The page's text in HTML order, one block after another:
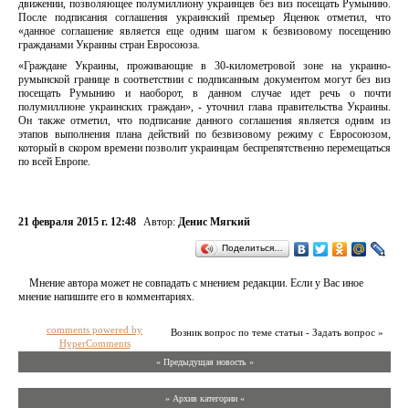
движении, позволяющее полумиллиону украинцев без виз посещать Румынию.
После подписания соглашения украинский премьер Яценюк отметил, что
«данное соглашение является еще одним шагом к безвизовому посещению
гражданами Украины стран Евросоюза.
«Граждане Украины, проживающие в 30-километровой зоне на украино-
румынской границе в соответствии с подписанным документом могут без виз
посещать Румынию и наоборот, в данном случае идет речь о почти
полумиллионе украинских граждан», - уточнил глава правительства Украины.
Он также отметил, что подписание данного соглашения является одним из
этапов выполнения плана действий по безвизовому режиму с Евросоюзом,
который в скором времени позволит украинцам беспрепятственно перемещаться
по всей Европе.
21 февраля 2015 г. 12:48 Автор: Денис Мягкий
Поделиться…
Мнение автора может не совпадать с мнением редакции. Если у Вас иное
мнение напишите его в комментариях.
Возник вопрос по теме статьи - Задать вопрос »
comments powered by
HyperComments
« Предыдущая новость «
» Архив категории «